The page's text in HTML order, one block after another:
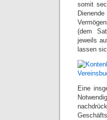
somit
(dem
jeweils
lassen
Eine